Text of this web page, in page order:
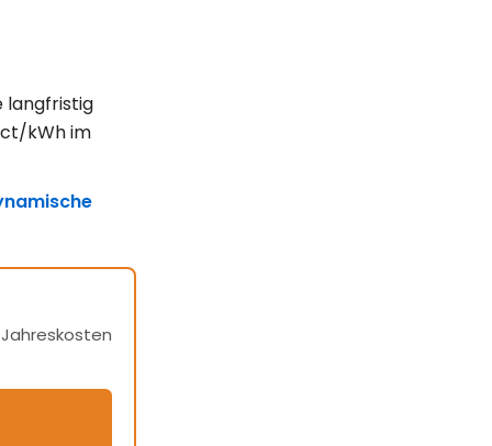
langfristig
kWh im